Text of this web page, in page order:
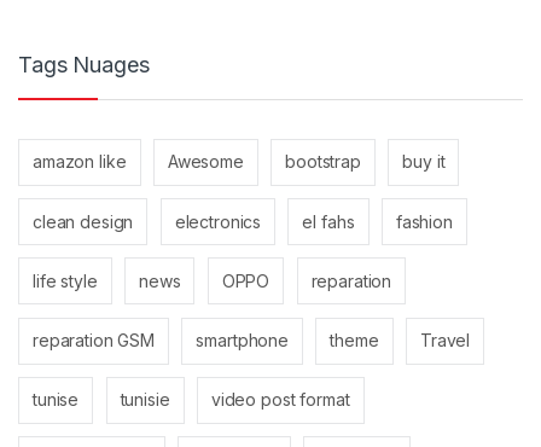
Tags Nuages
amazon like Awesome bootstrap buy it
clean design electronics el fahs fashion
life style news OPPO reparation
reparation GSM smartphone theme Travel
tunise tunisie video post format